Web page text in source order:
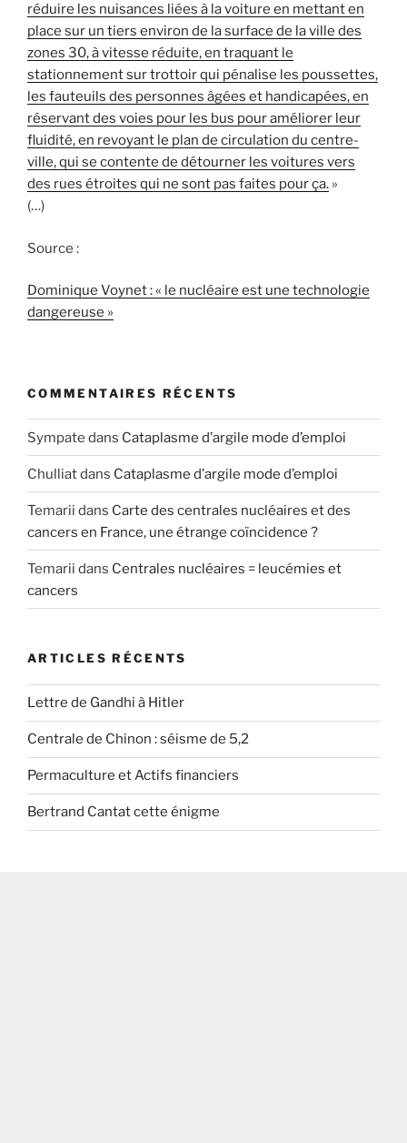
réduire les nuisances liées à la voiture en mettant en
place sur un tiers environ de la surface de la ville des
zones 30, à vitesse réduite, en traquant le
stationnement sur trottoir qui pénalise les poussettes,
les fauteuils des personnes âgées et handicapées, en
réservant des voies pour les bus pour améliorer leur
fluidité, en revoyant le plan de circulation du centre-
ville, qui se contente de détourner les voitures vers
des rues étroites qui ne sont pas faites pour ça. »
(…)
Source :
Dominique Voynet : « le nucléaire est une technologie
dangereuse »
COMMENTAIRES RÉCENTS
Sympate dans Cataplasme d’argile mode d’emploi
Chulliatdans Cataplasme d’argile mode d’emploi
Temarii dans Carte des centrales nucléaires et des
cancers en France, une étrange coïncidence ?
Temarii dans Centrales nucléaires = leucémies et
cancers
ARTICLES RÉCENTS
Lettre de Gandhi à Hitler
Centrale de Chinon : séisme de 5,2
Permaculture et Actifs financiers
Bertrand Cantat cette énigme